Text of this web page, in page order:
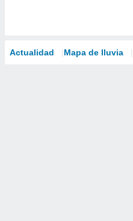
Actualidad Mapa de lluvia